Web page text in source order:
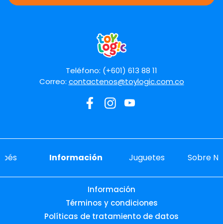
Teléfono: (+601) 613 88 11
Correo: contactenos@toylogic.com.co
Información Juguetes Sobre
Información
Términos y condiciones
Políticas de tratamiento de datos